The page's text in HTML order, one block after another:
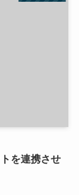
を連携させ